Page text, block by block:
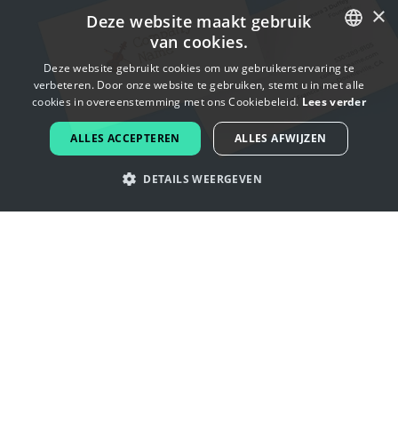
ENGLISH
FRENCH
DUTCH
×
Deze website maakt gebruik
van cookies.
Deze website gebruikt cookies om uw gebruikerservaring te
verbeteren. Door onze website te gebruiken, stemt u in met alle
cookies in overeenstemming met ons Cookiebeleid. Lees verder
ALLES ACCEPTEREN ALLES AFWIJZEN
DETAILS WEERGEVEN